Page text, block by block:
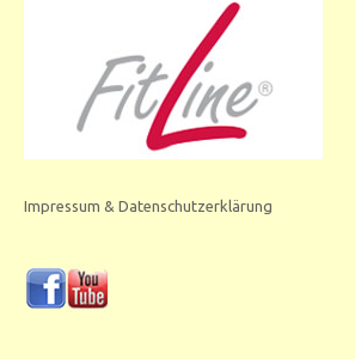
Impressum & Datenschutzerklärung